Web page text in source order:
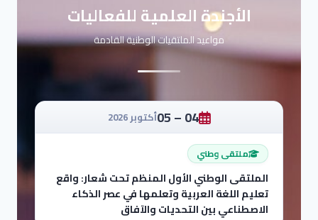
الأجندة العلمية للفعاليات
مواعيد الملتقيات الوطنية القادمة
04 – 05 أكتوبر 2026
ملتقى وطني
الملتقى الوطني الأول المنظم تحت شعار: واقع
تعليم اللغة العربية وتعلمها في عصر الذكاء
الاصطناعي بين التحديات والآفاق